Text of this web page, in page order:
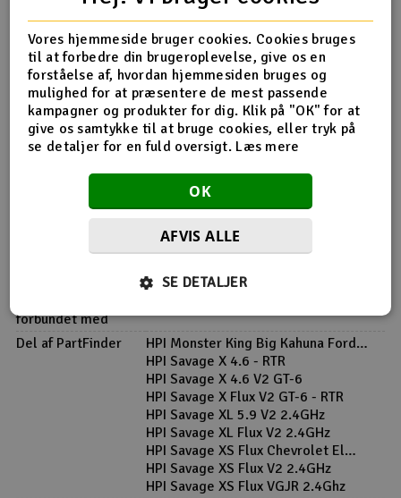
Produktinfo Tip din ven Anmeldelser
Produkt information
forbundet med
Del af PartFinder
HPI Monster King Big Kahuna Ford
Bronco 4400
HPI Savage X 4.6 - RTR
HPI Savage X 4.6 V2 GT-6
HPI Savage X Flux V2 GT-6 - RTR
HPI Savage XL 5.9 V2 2.4GHz
HPI Savage XL Flux V2 2.4GHz
HPI Savage XS Flux Chevrolet El
Camino SS 2.4GHz
HPI Savage XS Flux V2 2.4GHz
HPI Savage XS Flux VGJR 2.4Ghz
Vores hjemmeside bruger cookies. Cookies bruges
til at forbedre din brugeroplevelse, give os en
forståelse af, hvordan hjemmesiden bruges og
mulighed for at præsentere de mest passende
kampagner og produkter for dig. Klik på "OK" for at
give os samtykke til at bruge cookies, eller tryk på
se detaljer for en fuld oversigt. Læs mere
OK
AFVIS ALLE
SE DETALJER